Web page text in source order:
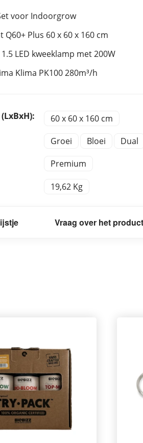
voor Indoorgrow
Q60+ Plus 60 x 60 x 160 cm
LED kweeklamp met 200W
Klima PK100 280m³/h
60 x 60 x 160 cm
Groei Bloei Dual
Premium
19,62 Kg
Vraag over het product